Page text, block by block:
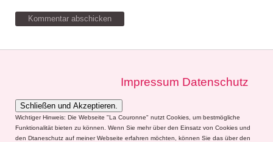
Impressum Datenschutz
Wichtiger Hinweis: Die Webseite "La Couronne" nutzt Cookies, um bestmögliche
Funktionalität bieten zu können. Wenn Sie mehr über den Einsatz von Cookies und
den Dtaneschutz auf meiner Webseite erfahren möchten, können Sie das über den